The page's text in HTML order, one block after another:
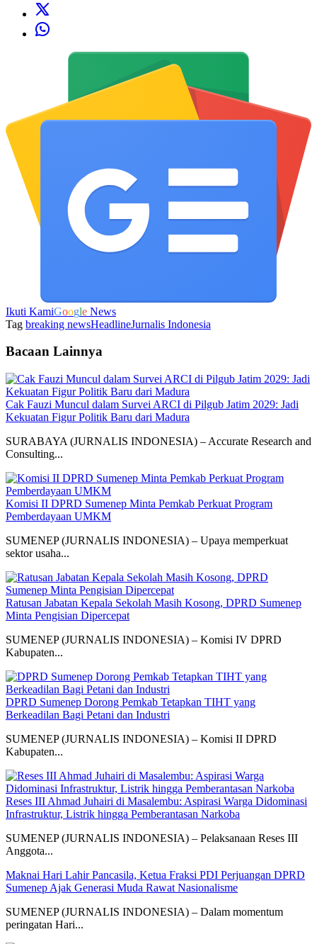
Ikuti KamiGoogle News
Tag breaking newsHeadlineJurnalis Indonesia
Bacaan Lainnya
Cak Fauzi Muncul dalam Survei ARCI di Pilgub Jatim 2029: Jadi
Kekuatan Figur Politik Baru dari Madura
SURABAYA (JURNALIS INDONESIA) – Accurate Research and
Consulting...
Komisi II DPRD Sumenep Minta Pemkab Perkuat Program
Pemberdayaan UMKM
SUMENEP (JURNALIS INDONESIA) – Upaya memperkuat
sektor usaha...
Ratusan Jabatan Kepala Sekolah Masih Kosong, DPRD Sumenep
Minta Pengisian Dipercepat
SUMENEP (JURNALIS INDONESIA) – Komisi IV DPRD
Kabupaten...
DPRD Sumenep Dorong Pemkab Tetapkan TIHT yang
Berkeadilan Bagi Petani dan Industri
SUMENEP (JURNALIS INDONESIA) – Komisi II DPRD
Kabupaten...
Reses III Ahmad Juhairi di Masalembu: Aspirasi Warga Didominasi
Infrastruktur, Listrik hingga Pemberantasan Narkoba
SUMENEP (JURNALIS INDONESIA) – Pelaksanaan Reses III
Anggota...
Maknai Hari Lahir Pancasila, Ketua Fraksi PDI Perjuangan DPRD
Sumenep Ajak Generasi Muda Rawat Nasionalisme
SUMENEP (JURNALIS INDONESIA) – Dalam momentum
peringatan Hari...